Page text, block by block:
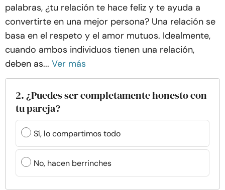
palabras, ¿tu relación te hace feliz y te ayuda a
convertirte en una mejor persona? Una relación se
basa en el respeto y el amor mutuos. Idealmente,
cuando ambos individuos tienen una relación,
deben as... Ver más
2. ¿Puedes ser completamente honesto con
tu pareja?
Sí, lo compartimos todo
No, hacen berrinches